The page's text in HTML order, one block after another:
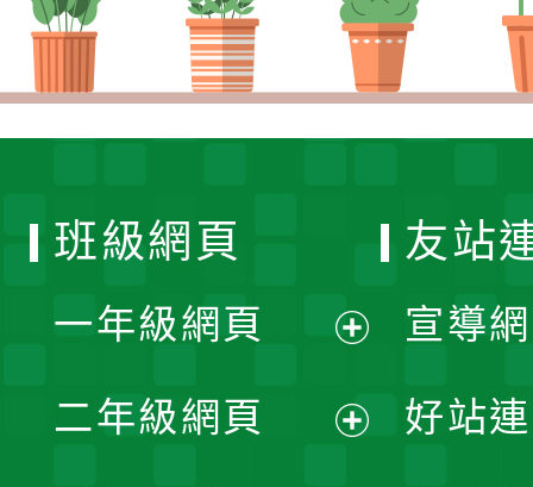
班級網頁
一年級網頁
開
二年級網頁
友站
宣導
好站